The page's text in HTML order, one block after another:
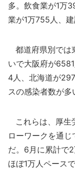
多。飲食業が1万
業が1万755人、建
都道府県別では
いで大阪府が
4人、北海道が
スの感染者数が多
これらは、厚生
ローワークを通
だ。6月に累計で
ほぼ1万人ペース